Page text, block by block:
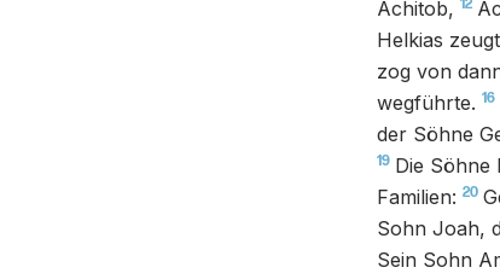
Achitob, 12
Helkias
zog von
wegführte. 16
der Söhne
19 Die Söhne
Familien: 20
Sohn Joah,
Sein Sohn